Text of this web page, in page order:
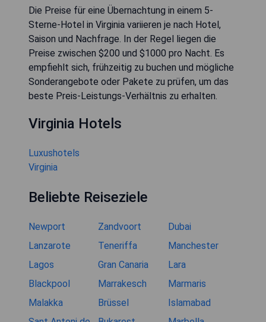
Die Preise für eine Übernachtung in einem 5-
Sterne-Hotel in Virginia variieren je nach Hotel,
Saison und Nachfrage. In der Regel liegen die
Preise zwischen $200 und $1000 pro Nacht. Es
empfiehlt sich, frühzeitig zu buchen und mögliche
Sonderangebote oder Pakete zu prüfen, um das
beste Preis-Leistungs-Verhältnis zu erhalten.
Virginia Hotels
Luxushotels
Virginia
Beliebte Reiseziele
Newport Zandvoort
Dubai
Lanzarote
Teneriffa
Manchester
Lagos
Gran Canaria
Lara
Blackpool
Marrakesch
Marmaris
Malakka
Brüssel
Islamabad